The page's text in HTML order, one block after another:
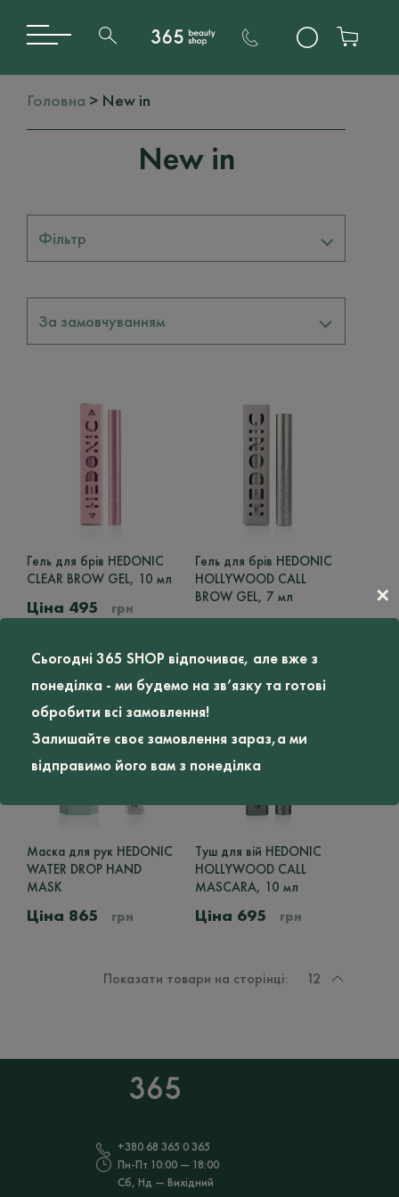
Сьогодні 365 SHOP відпочиває, але вже з
понеділка - ми будемо на зв’язку та готові
обробити всі замовлення!
Залишайте своє замовлення зараз,а ми
відправимо його вам з понеділка
✕
Головна > New in
New in
Фільтр
BAEHR 2
THALGO
HEMPFUL
365 STUDIO
HOME ME & 365STUDIO
MY.ORGANICS 50
MEDIK8
DAVROE 29
MINI U 12
STRADERM 5
Ціна
За замовчуванням
Гель для брів HEDONIC
CLEAR BROW GEL, 10 мл
495 грн
Гель для брів HEDONIC
HOLLYWOOD CALL
BROW GEL, 7 мл
595
Маска для рук HEDONIC
WATER DROP HAND
MASK
865 грн
Туш для вій HEDONIC
HOLLYWOOD CALL
MASCARA, 10 мл
695 грн
Показати товари на сторінці: 12
+380 68 365 0 365
Пн-Пт 10:00 — 18:00
Сб, Нд — Вихідний